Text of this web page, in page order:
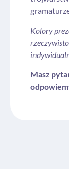
Kolory
Masz